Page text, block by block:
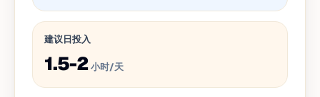
建议日投入
1.5-2小时/天